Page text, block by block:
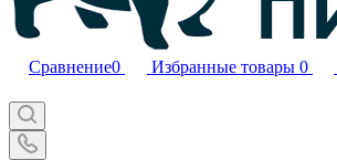
Сравнение0 Избранные товары 0